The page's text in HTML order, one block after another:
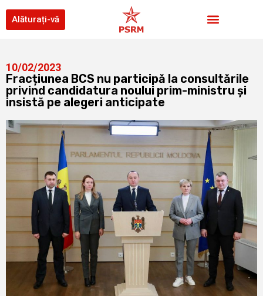
Alăturați-vă
10/02/2023
Fracțiunea BCS nu participă la consultările
privind candidatura noului prim-ministru și
insistă pe alegeri anticipate